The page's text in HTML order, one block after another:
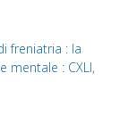
freniatria : la
mentale : CXLI,